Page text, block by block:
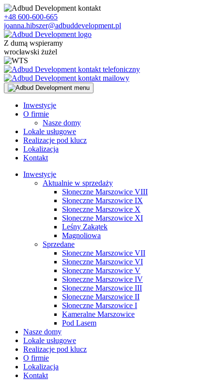
Skip
to
content
+48 600-600-665
joanna.hibszer@adbuddevelopment.pl
Z dumą wspieramy
wrocławski żużel
Inwestycje
O firmie
Nasze domy
Lokale usługowe
Realizacje pod klucz
Lokalizacja
Kontakt
Inwestycje
Aktualnie w sprzedaży
Słoneczne Marszowice VIII
Słoneczne Marszowice IX
Słoneczne Marszowice X
Słoneczne Marszowice XI
Leśny Zakątek
Magnoliowa
Sprzedane
Słoneczne Marszowice VII
Słoneczne Marszowice VI
Słoneczne Marszowice V
Słoneczne Marszowice IV
Słoneczne Marszowice III
Słoneczne Marszowice II
Słoneczne Marszowice I
Kameralne Marszowice
Pod Lasem
Nasze domy
Lokale usługowe
Realizacje pod klucz
O firmie
Lokalizacja
Kontakt